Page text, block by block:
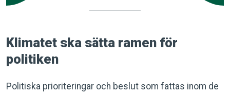
Klimatet ska sätta ramen för
politiken
Politiska prioriteringar och beslut som fattas inom de